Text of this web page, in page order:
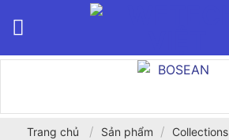
Trang chủ / Sản phẩm / Collections